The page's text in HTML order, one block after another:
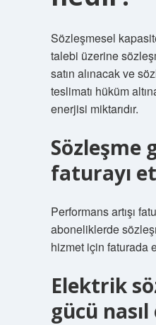
Sözleşmesel
talebi üzerine
satın alınacak ve
teslimatı hüküm
enerjisi miktarıdır.
Sözleşme
faturayı
Performans artışı
aboneliklerde
hizmet için faturada
Elektrik
gücü